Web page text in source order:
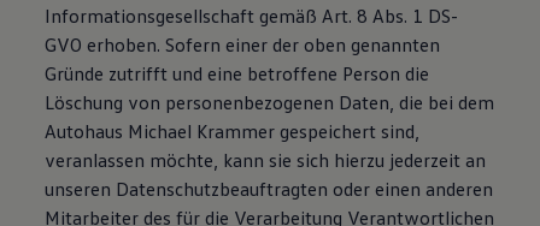
Informationsgesellschaft gemäß Art. 8 Abs. 1 DS-
GVO erhoben. Sofern einer der oben genannten
Gründe zutrifft und eine betroffene Person die
Löschung von personenbezogenen Daten, die bei dem
Autohaus Michael Krammer gespeichert sind,
veranlassen möchte, kann sie sich hierzu jederzeit an
unseren Datenschutzbeauftragten oder einen anderen
Mitarbeiter des für die Verarbeitung Verantwortlichen